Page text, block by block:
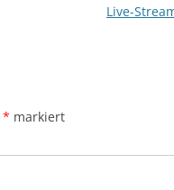
Live-
* markiert